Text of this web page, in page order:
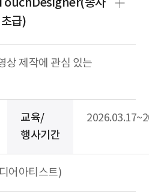
급)
상 제작에 관심 있는
교육/
행사기간
어아티스트)